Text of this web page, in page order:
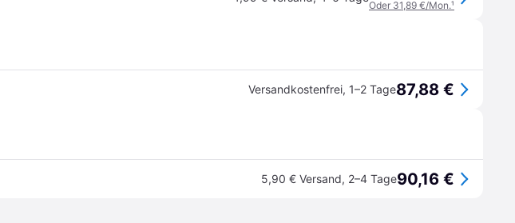
Oder 31,89 €/Mon.¹
Versandkostenfrei, 1–2 Tage87,88 €
5,90 € Versand, 2–4 Tage90,16 €